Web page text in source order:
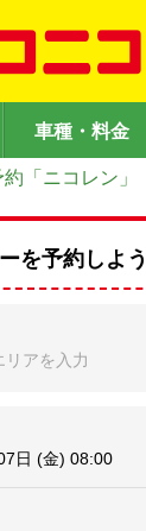
車種・料金
「ニコレン」
を予約しよう
リアを入力
日 (金) 08:00